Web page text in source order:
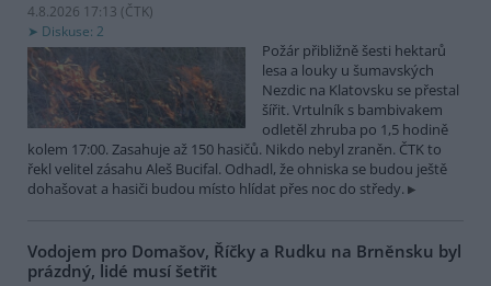
4.8.2026 17:13 (ČTK)
Diskuse: 2
Požár přibližně šesti hektarů
lesa a louky u šumavských
Nezdic na Klatovsku se přestal
šířit. Vrtulník s bambivakem
odletěl zhruba po 1,5 hodině
kolem 17:00. Zasahuje až 150 hasičů. Nikdo nebyl zraněn. ČTK to
řekl velitel zásahu Aleš Bucifal. Odhadl, že ohniska se budou ještě
dohašovat a hasiči budou místo hlídat přes noc do středy.
Vodojem pro Domašov, Říčky a Rudku na Brněnsku byl
prázdný, lidé musí šetřit